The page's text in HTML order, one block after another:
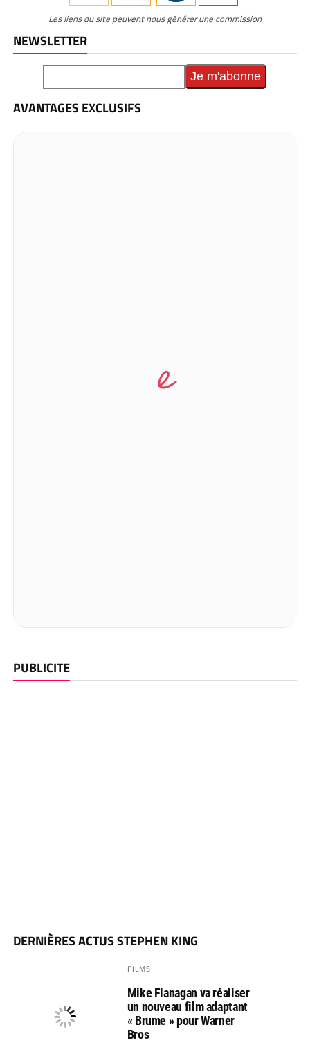
Les liens du site peuvent nous générer une commission
NEWSLETTER
AVANTAGES EXCLUSIFS
PUBLICITE
DERNIÈRES ACTUS STEPHEN KING
FILMS
Mike Flanagan va réaliser
un nouveau film adaptant
« Brume » pour Warner
Bros